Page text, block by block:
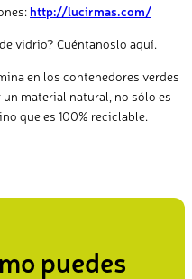
http://lucirmas.com/
vidrio? Cuéntanoslo aquí.
en los contenedores verdes
material natural, no sólo es
que es 100% reciclable.
puedes